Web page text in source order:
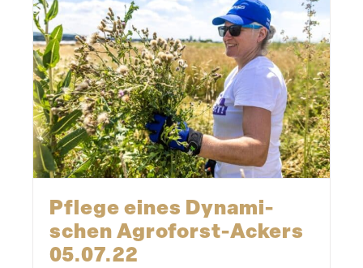
Pflege eines Dynami­
schen Agroforst-Ackers
05.07.22